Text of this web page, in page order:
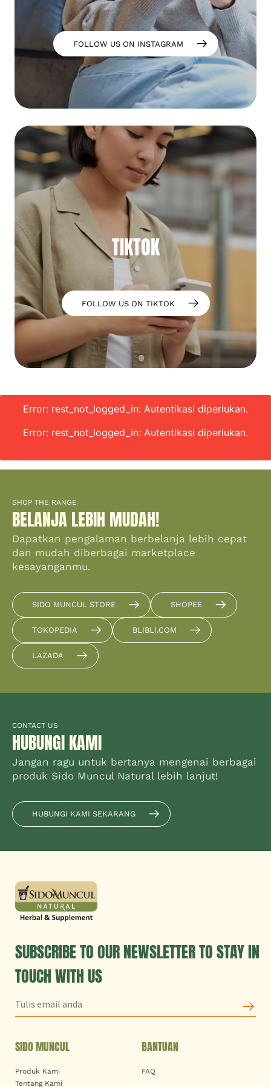
FOLLOW US ON INSTAGRAM
TIKTOK
FOLLOW US ON TIKTOK
Error: rest_not_logged_in: Autentikasi diperlukan.
Error: rest_not_logged_in: Autentikasi diperlukan.
SHOP THE RANGE
BELANJA LEBIH MUDAH!
Dapatkan pengalaman berbelanja lebih cepat
dan mudah diberbagai marketplace
kesayanganmu.
SIDO MUNCUL STORE SHOPEE
TOKOPEDIA BLIBLI.COM
LAZADA
CONTACT US
HUBUNGI KAMI
Jangan ragu untuk bertanya mengenai berbagai
produk Sido Muncul Natural lebih lanjut!
HUBUNGI KAMI SEKARANG
SUBSCRIBE TO OUR NEWSLETTER TO STAY IN
TOUCH WITH US
SIDO MUNCUL
Produk Kami
Tentang Kami
BANTUAN
FAQ